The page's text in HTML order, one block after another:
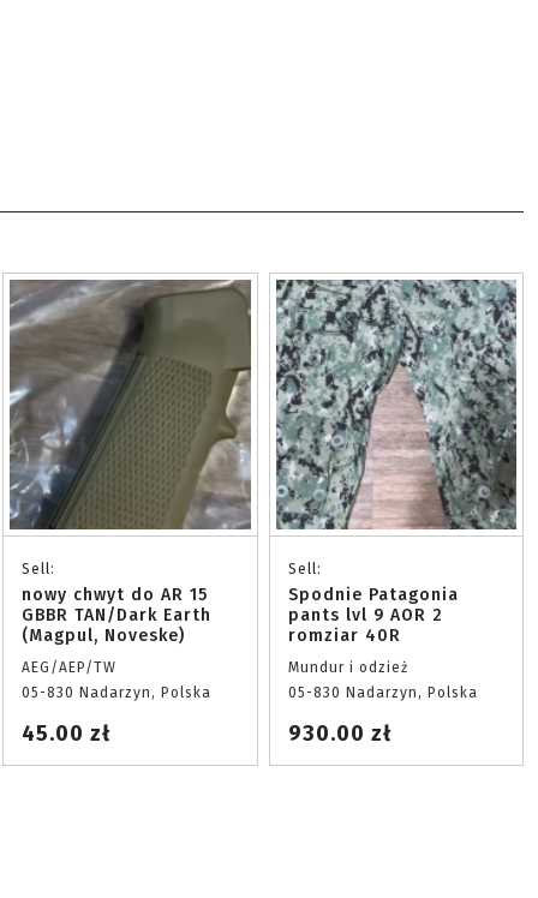
Sell:
nowy chwyt do AR 15
GBBR TAN/Dark Earth
(Magpul, Noveske)
AEG/AEP/TW
05-830 Nadarzyn, Polska
45.00 zł
Sell:
Spodnie Patagonia
pants lvl 9 AOR 2
romziar 40R
Mundur i odzież
05-830 Nadarzyn, Polska
930.00 zł